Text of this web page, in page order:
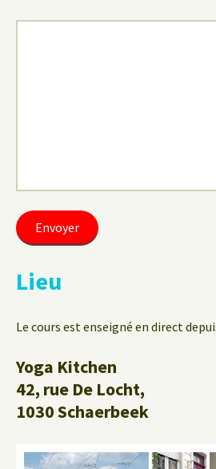
Lieu
Le cours est enseigné en direct
Yoga Kitchen
42, rue De Locht,
1030 Schaerbeek